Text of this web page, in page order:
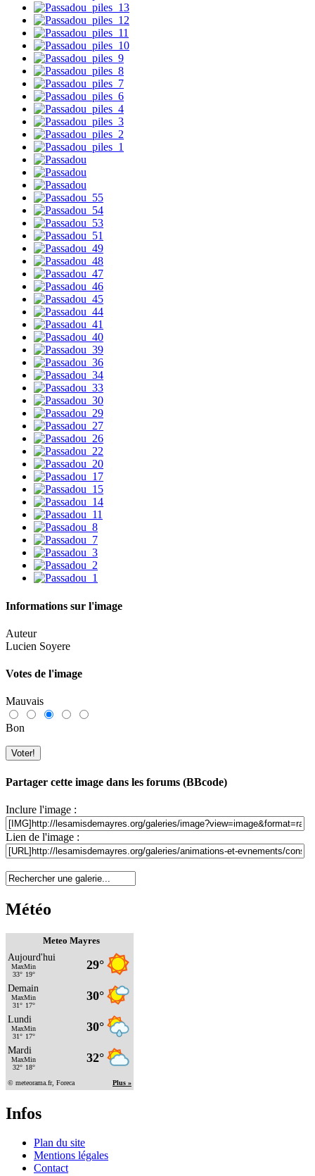
Informations sur l'image
Auteur
Lucien Soyere
Votes de l'image
Mauvais
Bon
Partager cette image dans les forums (BBcode)
Inclure l'image :
Lien de l'image :
Météo
Meteo Mayres
Infos
Plan du site
Mentions légales
Contact